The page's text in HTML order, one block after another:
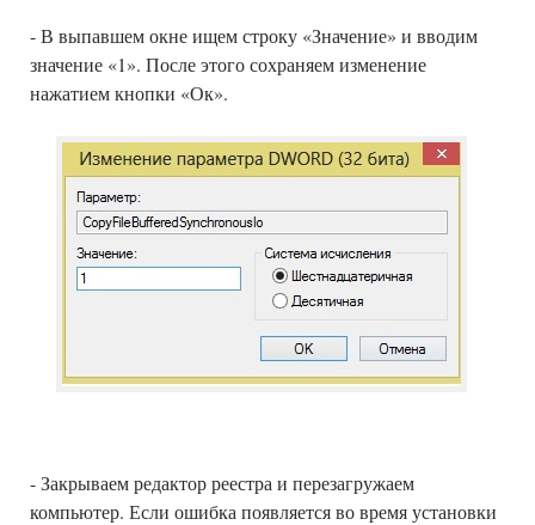
- В выпавшем окне ищем строку «Значение» и вводим
значение «1». После этого сохраняем изменение
нажатием кнопки «Ок».
- Закрываем редактор реестра и перезагружаем
компьютер. Если ошибка появляется во время установки